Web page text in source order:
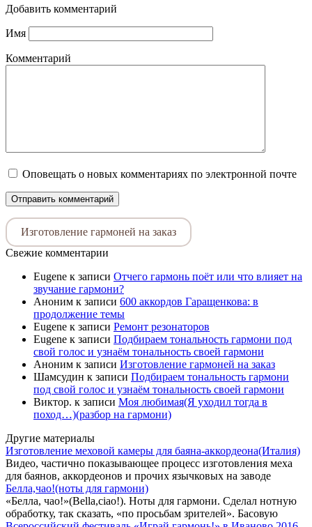
Добавить комментарий
Имя
Комментарий
Оповещать о новых комментариях по электронной почте
Изготовление гармоней на заказ
Свежие комментарии
Eugene к записи Отчего гармонь поёт или что влияет на
звучание гармони?
Аноним к записи 600 аккордов Гаращенкова: в
продолжение темы
Eugene к записи Ремонт резонаторов
Eugene к записи Подбираем тональность гармони под
свой голос и узнаём тональность своей гармони
Аноним к записи Изготовление гармоней на заказ
Шамсудин к записи Подбираем тональность гармони
под свой голос и узнаём тональность своей гармони
Виктор. к записи Моя любимая(Я уходил тогда в
поход…)(разбор на гармони)
Другие материалы
Изготовление меховой камеры для баяна-аккордеона(Италия)
Видео, частично показывающее процесс изготовления меха
для баянов, аккордеонов и прочих язычковых на заводе
Белла,чао!(ноты для гармони)
«Белла, чао!»(Bella,ciao!). Ноты для гармони. Сделал нотную
обработку, так сказать, «по просьбам зрителей». Басовую